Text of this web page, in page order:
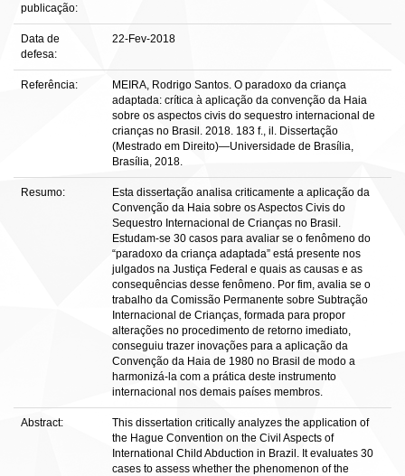
publicação:
Data de
defesa:
22-Fev-2018
Referência:
MEIRA, Rodrigo Santos. O paradoxo da criança
adaptada: crítica à aplicação da convenção da Haia
sobre os aspectos civis do sequestro internacional de
crianças no Brasil. 2018. 183 f., il. Dissertação
(Mestrado em Direito)—Universidade de Brasília,
Brasília, 2018.
Resumo:
Esta dissertação analisa criticamente a aplicação da
Convenção da Haia sobre os Aspectos Civis do
Sequestro Internacional de Crianças no Brasil.
Estudam-se 30 casos para avaliar se o fenômeno do
“paradoxo da criança adaptada” está presente nos
julgados na Justiça Federal e quais as causas e as
consequências desse fenômeno. Por fim, avalia se o
trabalho da Comissão Permanente sobre Subtração
Internacional de Crianças, formada para propor
alterações no procedimento de retorno imediato,
conseguiu trazer inovações para a aplicação da
Convenção da Haia de 1980 no Brasil de modo a
harmonizá-la com a prática deste instrumento
internacional nos demais países membros.
Abstract:
This dissertation critically analyzes the application of
the Hague Convention on the Civil Aspects of
International Child Abduction in Brazil. It evaluates 30
cases to assess whether the phenomenon of the